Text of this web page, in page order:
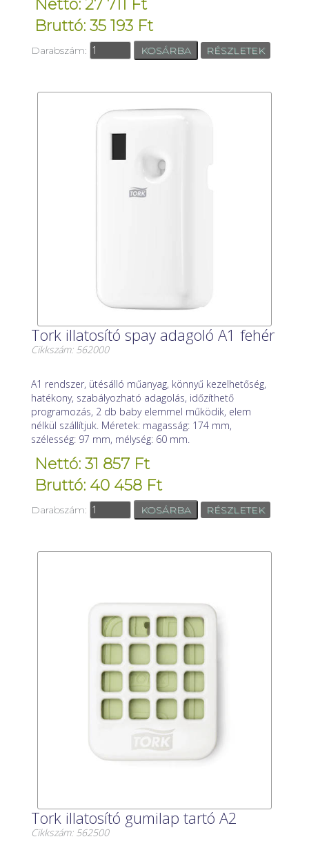
Nettó: 27 711 Ft
Bruttó: 35 193 Ft
Darabszám: RÉSZLETEK
Tork illatosító spay adagoló A1 fehér
Cikkszám: 562000
A1 rendszer, ütésálló műanyag, könnyű kezelhetőség,
hatékony, szabályozható adagolás, időzíthető
programozás, 2 db baby elemmel működik, elem
nélkül szállítjuk. Méretek: magasság: 174 mm,
szélesség: 97 mm, mélység: 60 mm.
Nettó: 31 857 Ft
Bruttó: 40 458 Ft
Darabszám: RÉSZLETEK
Tork illatosító gumilap tartó A2
Cikkszám: 562500